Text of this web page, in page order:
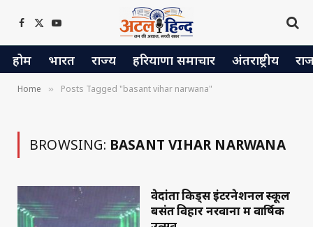
Facebook
X
(Twitter)
YouTube
होम भारत राज्य हरियाणा समाचार अंतराष्ट्रीय
Home » Posts Tagged "basant vihar narwana"
BROWSING: BASANT VIHAR NARWANA
वेदांता किड्स इंटरनेशनल स्कूल
बसंत विहार नरवाना में वार्षिक